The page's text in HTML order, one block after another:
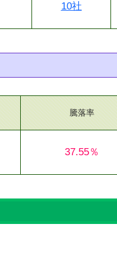
10社
騰落率
37.55％